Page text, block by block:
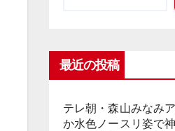
最近の投稿
テレ朝・森山みなみ
か水色ノースリ姿で